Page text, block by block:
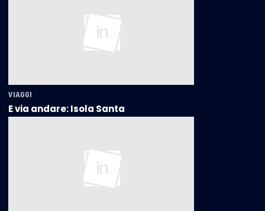
VIAGGI
E via andare: Isola Santa